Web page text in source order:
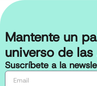
Mantente un
universo de
Suscríbete a la